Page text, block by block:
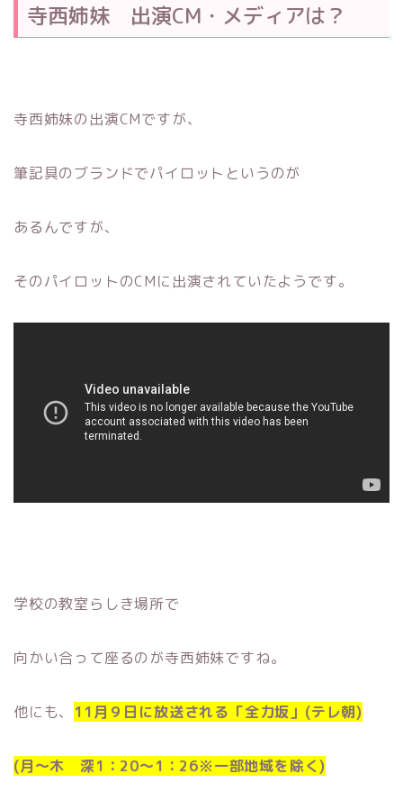
寺西姉妹 出演CM・メディアは？
寺西姉妹の出演CMですが、
筆記具のブランドでパイロットというのが
あるんですが、
そのパイロットのCMに出演されていたようです。
学校の教室らしき場所で
向かい合って座るのが寺西姉妹ですね。
他にも、 11月９日に放送される「全力坂」(テレ朝)
(月～木 深1：20～1：26※一部地域を除く)